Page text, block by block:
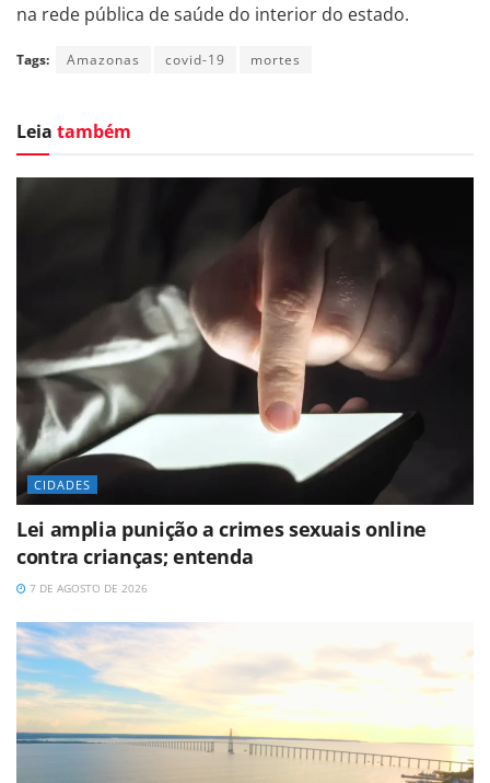
na rede pública de saúde do interior do estado.
Tags: Amazonas covid-19 mortes
Leia também
CIDADES
Lei amplia punição a crimes sexuais online
contra crianças; entenda
7 DE AGOSTO DE 2026